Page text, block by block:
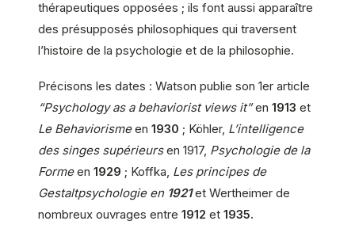
thérapeutiques opposées ; ils font aussi apparaître
des présupposés philosophiques qui traversent
l’histoire de la psychologie et de la philosophie.
Précisons les dates : Watson publie son 1er article
“Psychology as a behaviorist views it”en 1913 et
Le Behaviorismeen 1930 ; Köhler, L’intelligence
des singes supérieursen 1917, Psychologie de la
Formeen 1929 ; Koffka, Les principes de
Gestaltpsychologie en 1921 et Wertheimer de
nombreux ouvrages entre 1912 et 1935.